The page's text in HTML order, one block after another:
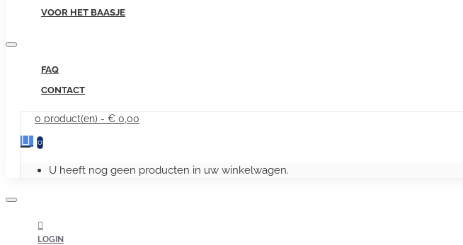
VOOR HET BAASJE
FAQ
CONTACT
0 product(en) - € 0,00
0
U heeft nog geen producten in uw winkelwagen.
LOGIN